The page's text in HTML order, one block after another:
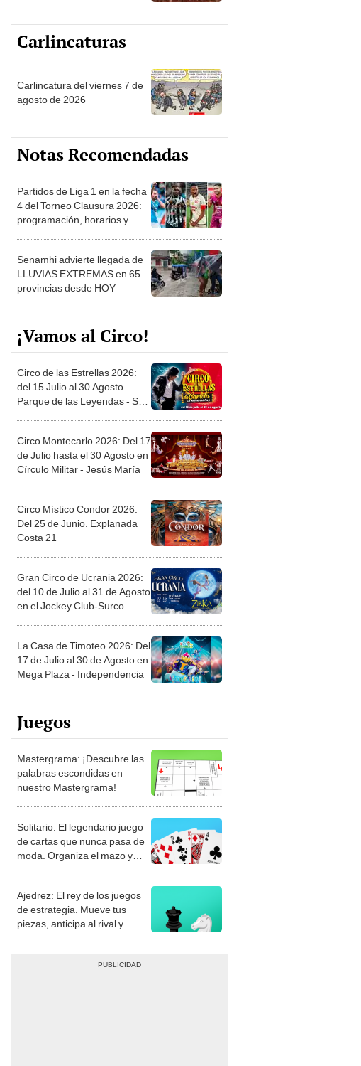
Carlincaturas
Carlincatura del viernes 7 de
agosto de 2026
Notas Recomendadas
Partidos de Liga 1 en la fecha
4 del Torneo Clausura 2026:
programación, horarios y
Senamhi advierte llegada de
LLUVIAS EXTREMAS en 65
provincias desde HOY
¡Vamos al Circo!
Circo de las Estrellas 2026:
del 15 Julio al 30 Agosto.
Parque de las Leyendas - San
Circo Montecarlo 2026: Del 17
de Julio hasta el 30 Agosto en
Círculo Militar - Jesús María
Circo Místico Condor 2026:
Del 25 de Junio. Explanada
Costa 21
Gran Circo de Ucrania 2026:
del 10 de Julio al 31 de Agosto
en el Jockey Club-Surco
La Casa de Timoteo 2026: Del
17 de Julio al 30 de Agosto en
Mega Plaza - Independencia
Juegos
Mastergrama: ¡Descubre las
palabras escondidas en
nuestro Mastergrama!
Solitario: El legendario juego
de cartas que nunca pasa de
moda. Organiza el mazo y
Ajedrez: El rey de los juegos
de estrategia. Mueve tus
piezas, anticipa al rival y